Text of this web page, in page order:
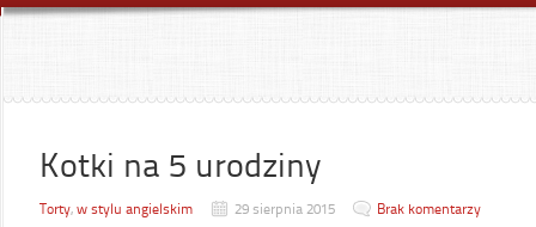
Kotki na 5 urodziny
Torty, w stylu angielskim 29 sierpnia 2015 Brak komentarzy